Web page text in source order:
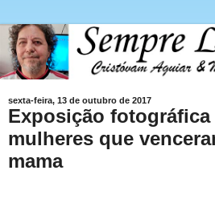
sexta-feira, 13 de outubro de 2017
Exposição fotográfica
mulheres que
mama